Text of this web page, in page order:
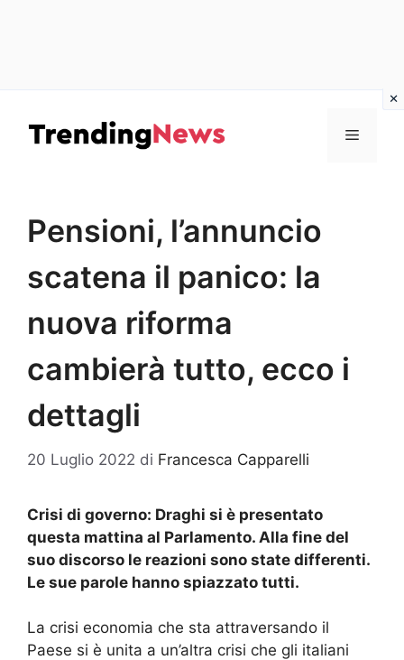
contenuto
Menu
Pensioni, l’annuncio
scatena il panico: la
nuova riforma
cambierà tutto, ecco i
dettagli
20 Luglio 2022 di Francesca Capparelli
Crisi di governo: Draghi si è presentato
questa mattina al Parlamento. Alla fine del
suo discorso le reazioni sono state differenti.
Le sue parole hanno spiazzato tutti.
La crisi economia che sta attraversando il
Paese si è unita a un’altra crisi che gli italiani